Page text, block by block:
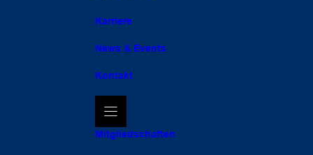
Karriere
News & Events
Kontakt
Mitgliedschaften